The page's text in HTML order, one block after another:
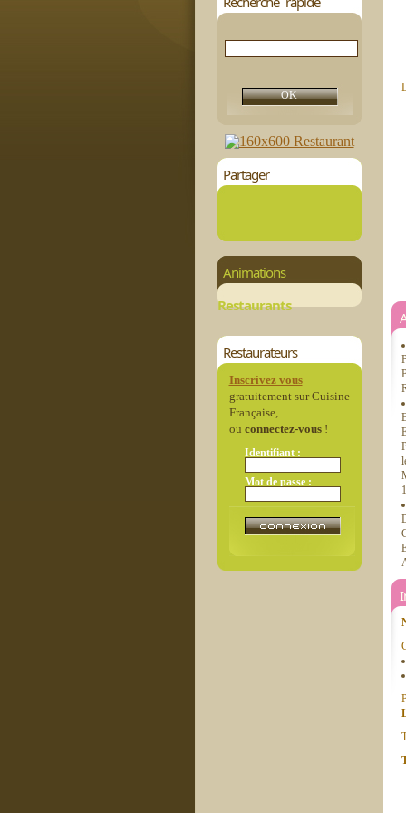
Partager
Animations
Restaurants
Restaurateurs
Inscrivez vous
gratuitement sur Cuisine
Française,
ou connectez-vous!
Identifiant :
Mot de passe :